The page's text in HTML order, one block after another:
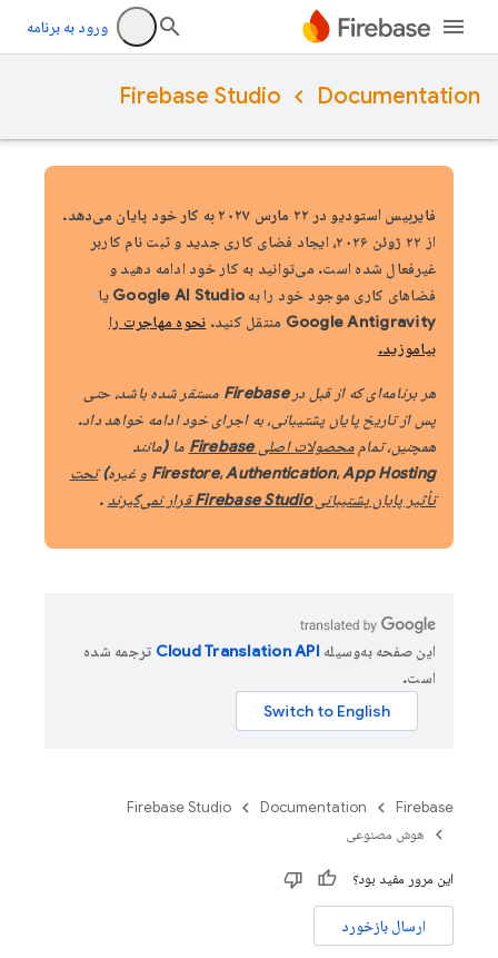
ورود به برنامه
Documentation
Firebase Studio
فایربیس استودیو در ۲۲ مارس ۲۰۲۷ به کار خود پایان می‌دهد.
از ۲۲ ژوئن ۲۰۲۶، ایجاد فضای کاری جدید و ثبت نام کاربر
غیرفعال شده است. می‌توانید به کار خود ادامه دهید و
فضاهای کاری موجود خود را به Google AI Studio یا
Google Antigravity منتقل کنید.
نحوه مهاجرت را
بیاموزید.
هر برنامه‌ای که از قبل در Firebase مستقر شده باشد، حتی
پس از تاریخ پایان پشتیبانی، به اجرای خود ادامه خواهد داد.
همچنین، تماممحصولات اصلی Firebase
ما (مانند
Firestore، Authentication، App Hosting و غیره)
تحت
تأثیر پایان پشتیبانی Firebase Studio قرار نمی‌گیرند
.
این صفحه به‌وسیله
ترجمه شده
است.
Firebase
Documentation
Firebase Studio
هوش مصنوعی
این مرور مفید بود؟
ارسال بازخورد